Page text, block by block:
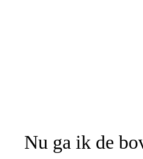
Nu ga ik de